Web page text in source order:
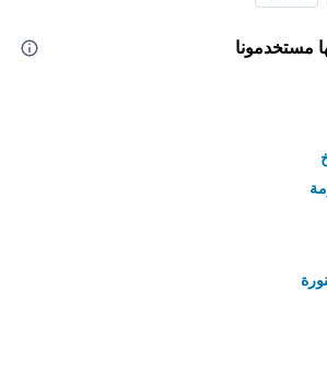
مستخدمونا